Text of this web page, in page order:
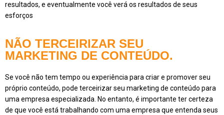
resultados, e eventualmente você verá os resultados de seus
esforços
NÃO TERCEIRIZAR SEU
MARKETING DE CONTEÚDO.
Se você não tem tempo ou experiência para criar e promover seu
próprio conteúdo, pode terceirizar seu marketing de conteúdo para
uma empresa especializada. No entanto, é importante ter certeza
de que você está trabalhando com uma empresa que entenda seus